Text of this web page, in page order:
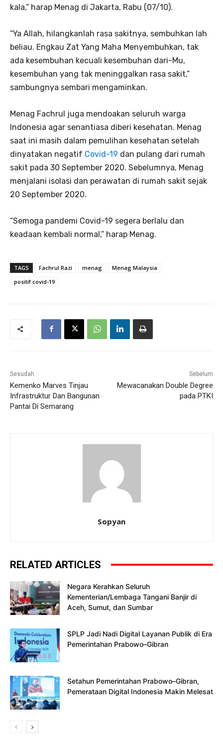
kala,” harap Menag di Jakarta, Rabu (07/10).
“Ya Allah, hilangkanlah rasa sakitnya, sembuhkan lah
beliau. Engkau Zat Yang Maha Menyembuhkan, tak
ada kesembuhan kecuali kesembuhan dari-Mu,
kesembuhan yang tak meninggalkan rasa sakit,”
sambungnya sembari mengaminkan.
Menag Fachrul juga mendoakan seluruh warga
Indonesia agar senantiasa diberi kesehatan. Menag
saat ini masih dalam pemulihan kesehatan setelah
dinyatakan negatif Covid-19 dan pulang dari rumah
sakit pada 30 September 2020. Sebelumnya, Menag
menjalani isolasi dan perawatan di rumah sakit sejak
20 September 2020.
“Semoga pandemi Covid-19 segera berlalu dan
keadaan kembali normal,” harap Menag.
TAGS Fachrul Razi menag
Menag Malaysia
positif covid-19
Sesudah
Kemenko Marves Tinjau
Infrastruktur Dan Bangunan
Pantai Di Semarang
Sebelum
Mewacanakan Double Degree
pada PTKI
Sopyan
RELATED ARTICLES
Negara Kerahkan Seluruh
Kementerian/Lembaga Tangani Banjir di
Aceh, Sumut, dan Sumbar
SPLP Jadi Nadi Digital Layanan Publik di Era
Pemerintahan Prabowo–Gibran
Setahun Pemerintahan Prabowo–Gibran,
Pemerataan Digital Indonesia Makin Melesat